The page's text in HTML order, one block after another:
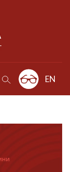
EN